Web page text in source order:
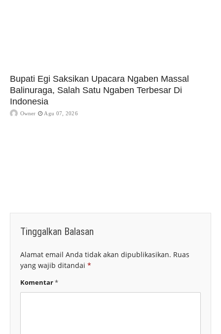
Bupati Egi Saksikan Upacara Ngaben Massal
Balinuraga, Salah Satu Ngaben Terbesar Di
Indonesia
Owner Agu 07, 2026
Tinggalkan Balasan
Alamat email Anda tidak akan dipublikasikan. Ruas
yang wajib ditandai *
Komentar*